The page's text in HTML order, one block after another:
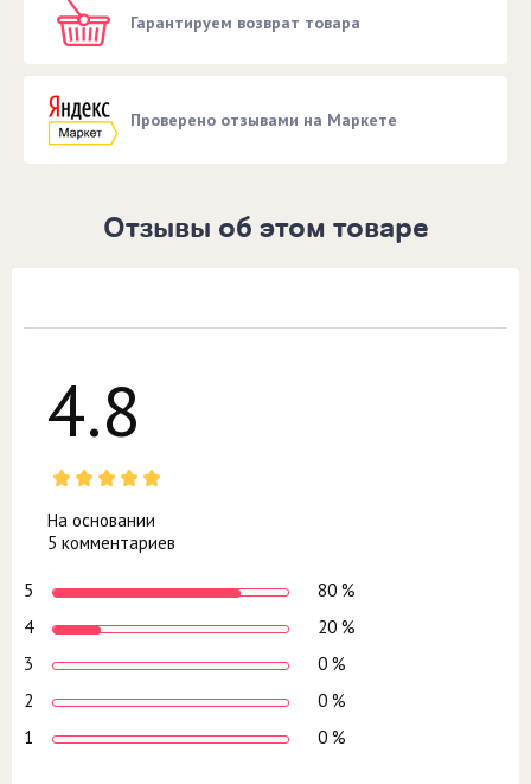
Гарантируем возврат товара
Проверено отзывами на Маркете
Отзывы об этом товаре
4.8
На основании
5 комментариев
5
80 %
4
20 %
3
0 %
2
0 %
1
0 %